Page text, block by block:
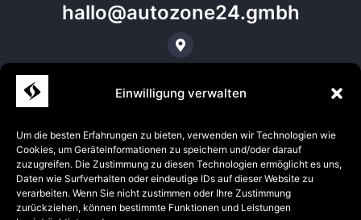
Einwilligung verwalten
Um die besten Erfahrungen zu bieten, verwenden wir Technologien wie
Cookies, um Geräteinformationen zu speichern und/oder darauf
zuzugreifen. Die Zustimmung zu diesen Technologien ermöglicht es uns,
Daten wie Surfverhalten oder eindeutige IDs auf dieser Website zu
verarbeiten. Wenn Sie nicht zustimmen oder Ihre Zustimmung
zurückziehen, können bestimmte Funktionen und Leistungen
hallo@autozone24.gmbh
Demander le meilleur prix pour une
voiture maintenant